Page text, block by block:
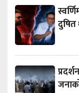
दुषित